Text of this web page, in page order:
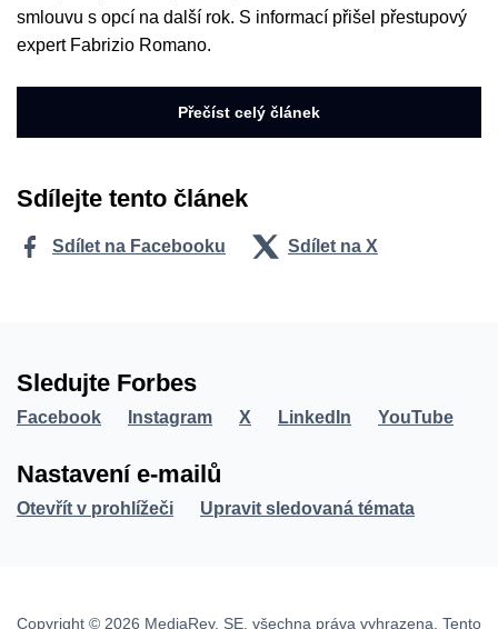
smlouvu s opcí na další rok. S informací přišel přestupový
expert Fabrizio Romano.
Přečíst celý článek
Sdílejte tento článek
Sdílet na Facebooku Sdílet na X
Sledujte Forbes
Facebook Instagram X LinkedIn YouTube
Nastavení e-mailů
Otevřít v prohlížeči Upravit sledovaná témata
Copyright © 2026 MediaRey, SE, všechna práva vyhrazena. Tento